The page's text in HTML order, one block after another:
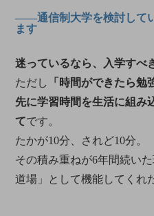
――通信制大学を検討して
ます
迷っているなら、入学すべ
ただし
「時間ができたら勉
先に学習時間を生活に組み
てです。
たかが10分、されど10分。
その積み重ねが6年間続い
道場」として機能してくれ